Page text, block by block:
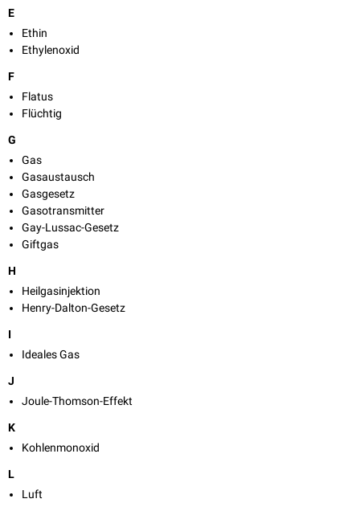
E
Ethin
Ethylenoxid
F
Flatus
Flüchtig
G
Gas
Gasaustausch
Gasgesetz
Gasotransmitter
Gay-Lussac-Gesetz
Giftgas
H
Heilgasinjektion
Henry-Dalton-Gesetz
I
Ideales Gas
J
Joule-Thomson-Effekt
K
Kohlenmonoxid
L
Luft